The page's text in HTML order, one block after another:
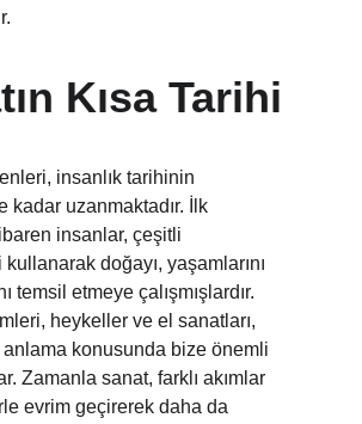
Kısa Tarihi
insanlık tarihinin
kadar uzanmaktadır. İlk
insanlar, çeşitli
doğayı, yaşamlarını
temsil etmeye çalışmışlardır.
heykeller ve el sanatları,
konusunda bize önemli
Zamanla sanat, farklı akımlar
evrim geçirerek daha da